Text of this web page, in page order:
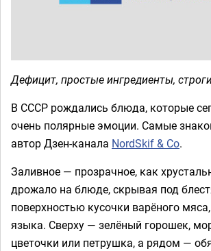
Дефицит, простые ингредиенты,
В СССР рождались блюда, которые
очень полярные эмоции. Самые
автор Дзен-канала NordSkif & Co.
Заливное — прозрачное, как
дрожало на блюде, скрывая под
поверхностью кусочки варёного
языка. Сверху — зелёный горошек,
цветочки или петрушка, а рядом —